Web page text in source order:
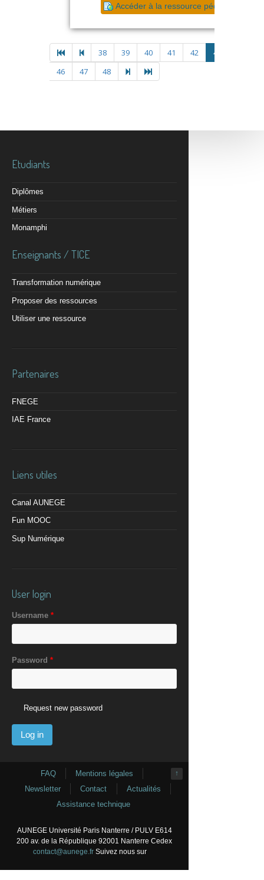
Accéder à la ressource pédagogique
38 39 40 41 42 43
46
47 48
Etudiants
Diplômes
Métiers
Monamphi
Enseignants / TICE
Transformation numérique
Proposer des ressources
Utiliser une ressource
Partenaires
FNEGE
IAE France
Liens utiles
Canal AUNEGE
Fun MOOC
Sup Numérique
User login
Username *
Password *
Request new password
↑
FAQ
Mentions légales
Newsletter
Contact
Actualités
Assistance technique
AUNEGE Université Paris Nanterre / PULV E614
200 av. de la République 92001 Nanterre Cedex
contact@aunege.frSuivez nous sur